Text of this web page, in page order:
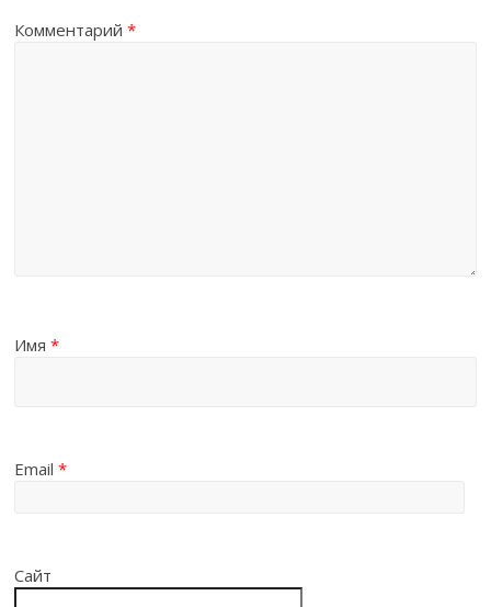
Комментарий*
Имя*
Email*
Сайт